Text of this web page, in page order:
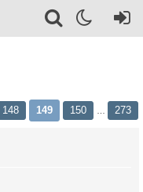
148 149 150 273